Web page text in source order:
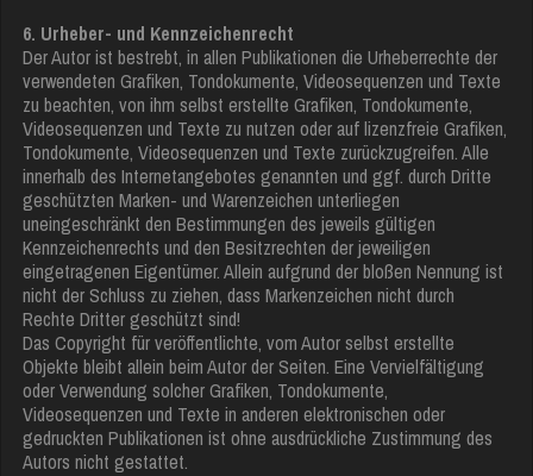
6. Urheber- und Kennzeichenrecht
Der Autor ist bestrebt, in allen Publikationen die Urheberrechte der
verwendeten Grafiken, Tondokumente, Videosequenzen und Texte
zu beachten, von ihm selbst erstellte Grafiken, Tondokumente,
Videosequenzen und Texte zu nutzen oder auf lizenzfreie Grafiken,
Tondokumente, Videosequenzen und Texte zurückzugreifen. Alle
innerhalb des Internetangebotes genannten und ggf. durch Dritte
geschützten Marken- und Warenzeichen unterliegen
uneingeschränkt den Bestimmungen des jeweils gültigen
Kennzeichenrechts und den Besitzrechten der jeweiligen
eingetragenen Eigentümer. Allein aufgrund der bloßen Nennung ist
nicht der Schluss zu ziehen, dass Markenzeichen nicht durch
Rechte Dritter geschützt sind!
Das Copyright für veröffentlichte, vom Autor selbst erstellte
Objekte bleibt allein beim Autor der Seiten. Eine Vervielfältigung
oder Verwendung solcher Grafiken, Tondokumente,
Videosequenzen und Texte in anderen elektronischen oder
gedruckten Publikationen ist ohne ausdrückliche Zustimmung des
Autors nicht gestattet.